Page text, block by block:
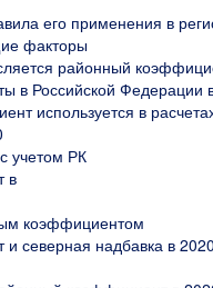
его применения в
факторы
районный
в Российской Федерации
используется в
учетом РК
в
коэффициентом
северная надбавка в